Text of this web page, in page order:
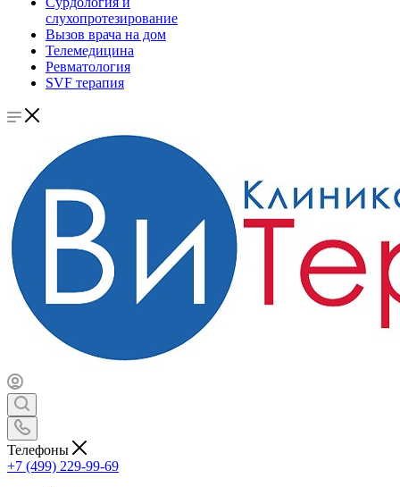
слухопротезирование
Вызов врача на дом
Телемедицина
Ревматология
SVF терапия
Телефоны
+7 (499) 229-99-69